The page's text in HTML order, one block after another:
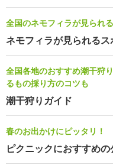
全国のネモフィラが見られ
ネモフィラが見られるス
全国各地のおすすめ潮干狩
るもの採り方のコツも
潮干狩りガイド
春のお出かけにピッタリ！
ピクニックにおすすめの